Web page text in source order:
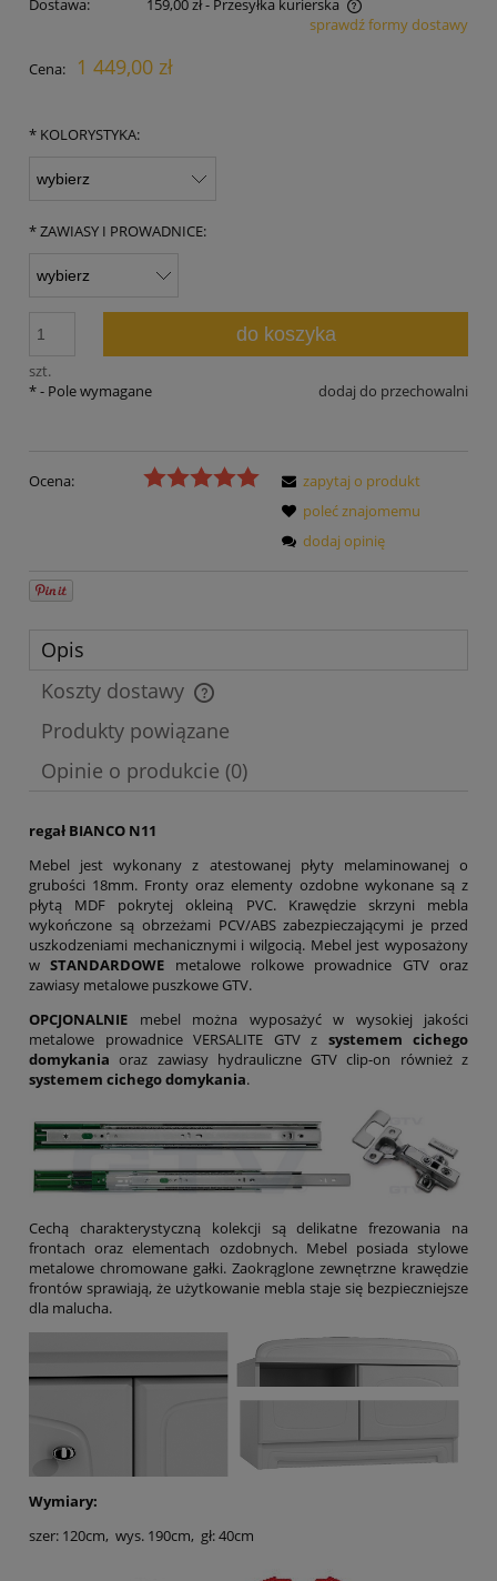
Dostawa:
159,00 zł- Przesyłka kurierska
Cena nie zawiera ewentualnych kosztów płatnościsprawdź formy dostawy
Cena: 1 449,00 zł
* KOLORYSTYKA:
*ZAWIASY I PROWADNICE:
szt.
do koszyka
dodaj do przechowalni
*- Pole wymagane
Ocena:
zapytaj o produkt
poleć znajomemu
dodaj opinię
Opis
Koszty dostawy
Cena nie zawiera ewentualnych kosztów płatności
Produkty powiązane
Opinie o produkcie (0)
regał BIANCO N11
Mebel jest wykonany z atestowanej płyty melaminowanej o
grubości 18mm. Fronty oraz elementy ozdobne wykonane są z
płytą MDF pokrytej okleiną PVC. Krawędzie skrzyni mebla
wykończone są obrzeżami PCV/ABS zabezpieczającymi je przed
uszkodzeniami mechanicznymi i wilgocią. Mebel jest wyposażony
wSTANDARDOWE metalowe rolkowe prowadnice GTV oraz
zawiasy metalowe puszkowe GTV.
OPCJONALNIE mebel można wyposażyć w wysokiej jakości
metalowe prowadnice VERSALITE GTV z systemem cichego
domykania oraz zawiasy hydrauliczne GTV clip-on również z
systemem cichego domykania.
Cechą charakterystyczną kolekcji są delikatne frezowania na
frontach oraz elementach ozdobnych. Mebel posiada stylowe
metalowe chromowane gałki. Zaokrąglone zewnętrzne krawędzie
frontów sprawiają, że użytkowanie mebla staje się bezpieczniejsze
dla malucha.
Wymiary:
szer: 120cm, wys. 190cm, gł: 40cm